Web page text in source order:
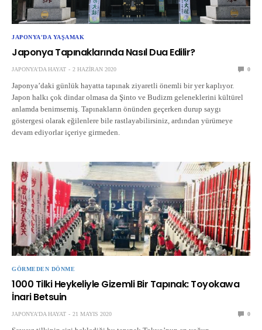
JAPONYA'DA YAŞAMAK
Japonya Tapınaklarında Nasıl Dua Edilir?
JAPONYA'DA HAYAT 2 HAZIRAN 2020 0
Japonya’daki günlük hayatta tapınak ziyaretli önemli bir yer kaplıyor.
Japon halkı çok dindar olmasa da Şinto ve Budizm geleneklerini kültürel
anlamda benimsemiş. Tapınakların önünden geçerken durup saygı
göstergesi olarak eğilenlere bile rastlayabilirsiniz, ardından yürümeye
devam ediyorlar içeriye girmeden.
GÖRMEDEN DÖNME
1000 Tilki Heykeliyle Gizemli Bir Tapınak: Toyokawa
İnari Betsuin
JAPONYA'DA HAYAT 21 MAYIS 2020 0